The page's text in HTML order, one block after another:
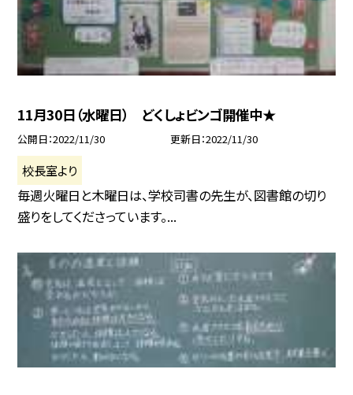
11月30日（水曜日） どくしょビンゴ開催中★
公開日 2022/11/30 更新日 2022/11/30
校長室より
毎週火曜日と木曜日は、学校司書の先生が、図書館の切り
盛りをしてくださっています。...